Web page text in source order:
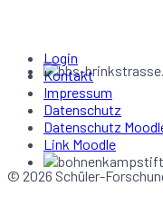
Login
Kontakt
Impressum
Datenschutz
Datenschutz
Link Moodle
© 2026 Schüler-